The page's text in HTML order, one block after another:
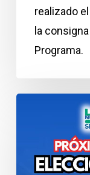
realizado
la
Programa.
gracias